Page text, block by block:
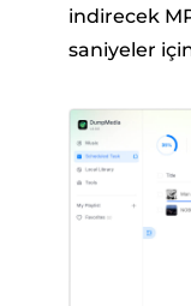
indirecek
saniyeler